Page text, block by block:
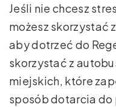
Jeśli nie chcesz
możesz skorzystać
aby dotrzeć do
skorzystać z
miejskich, które
sposób dotarcia do